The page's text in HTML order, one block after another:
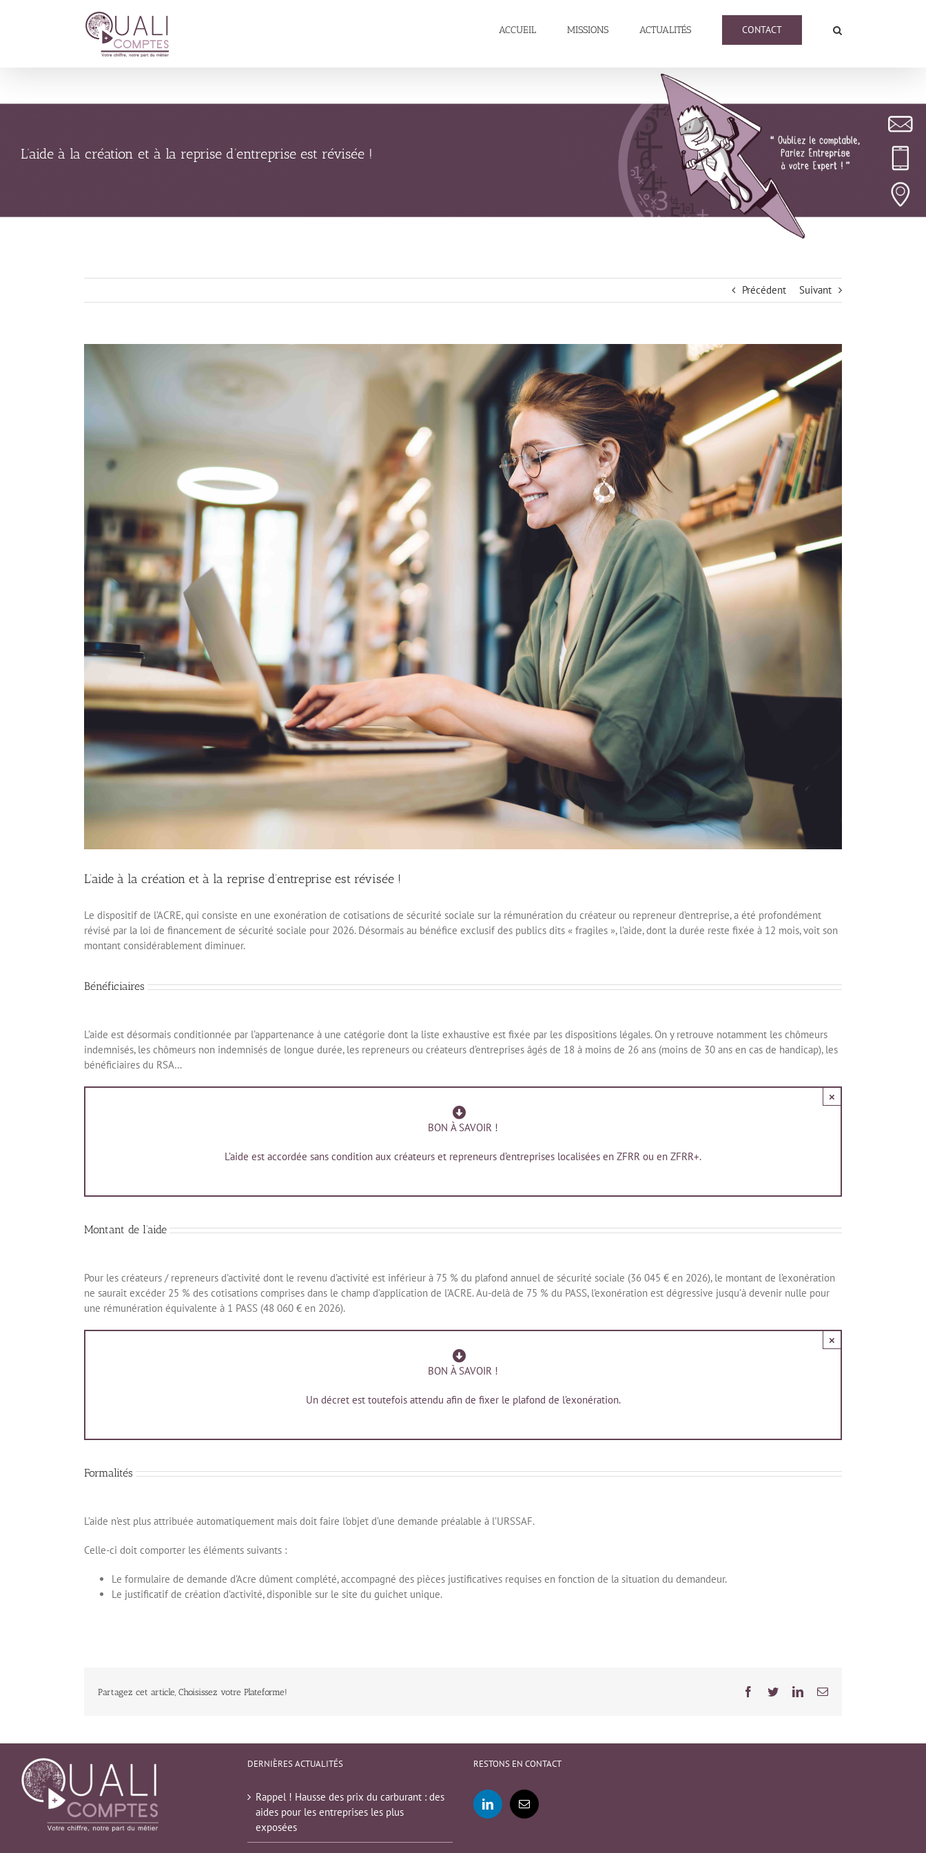
ACCUEIL MISSIONS ACTUALITÉS CONTACT
L’aide à la création et à la reprise d’entreprise est révisée !
Précédent Suivant
Voir
l'image
L’aide à la création et à la reprise d’entreprise est révisée !
Le dispositif de l’ACRE, qui consiste en une exonération de cotisations de sécurité sociale sur la rémunération du créateur ou repreneur d’entreprise, a été profondément
révisé par la loi de financement de sécurité sociale pour 2026. Désormais au bénéfice exclusif des publics dits « fragiles », l’aide, dont la durée reste fixée à 12 mois, voit son
montant considérablement diminuer.
Bénéficiaires
L’aide est désormais conditionnée par l’appartenance à une catégorie dont la liste exhaustive est fixée par les dispositions légales. On y retrouve notamment les chômeurs
indemnisés, les chômeurs non indemnisés de longue durée, les repreneurs ou créateurs d’entreprises âgés de 18 à moins de 26 ans (moins de 30 ans en cas de handicap), les
bénéficiaires du RSA…
BON À SAVOIR !
L’aide est accordée sans condition aux créateurs et repreneurs d’entreprises localisées en ZFRR ou en ZFRR+.
×
Montant de l’aide
Pour les créateurs / repreneurs d’activité dont le revenu d’activité est inférieur à 75 % du plafond annuel de sécurité sociale (36 045 € en 2026), le montant de l’exonération
ne saurait excéder 25 % des cotisations comprises dans le champ d’application de l’ACRE. Au-delà de 75 % du PASS, l’exonération est dégressive jusqu’à devenir nulle pour
une rémunération équivalente à 1 PASS (48 060 € en 2026).
BON À SAVOIR !
Un décret est toutefois attendu afin de fixer le plafond de l’exonération.
×
Formalités
L’aide n’est plus attribuée automatiquement mais doit faire l’objet d’une demande préalable à l’URSSAF.
Celle-ci doit comporter les éléments suivants :
Le formulaire de demande d’Acre dûment complété, accompagné des pièces justificatives requises en fonction de la situation du demandeur.
Le justificatif de création d’activité, disponible sur le site du guichet unique.
Partagez cet article, Choisissez votre Plateforme! Facebook
TwitterLinkedInEmail
DERNIÈRES ACTUALITÉS
Rappel ! Hausse des prix du carburant : des
aides pour les entreprises les plus
exposées
RESTONS EN CONTACT